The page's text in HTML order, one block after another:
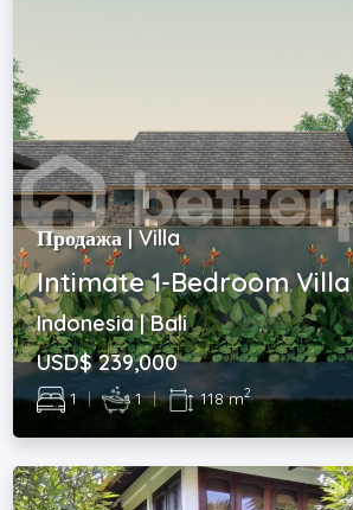
Продажа | Villa
Intimate 1-Bedroom Villa
Indonesia | Bali
USD$ 239,000
1 | 1 | 118 m2